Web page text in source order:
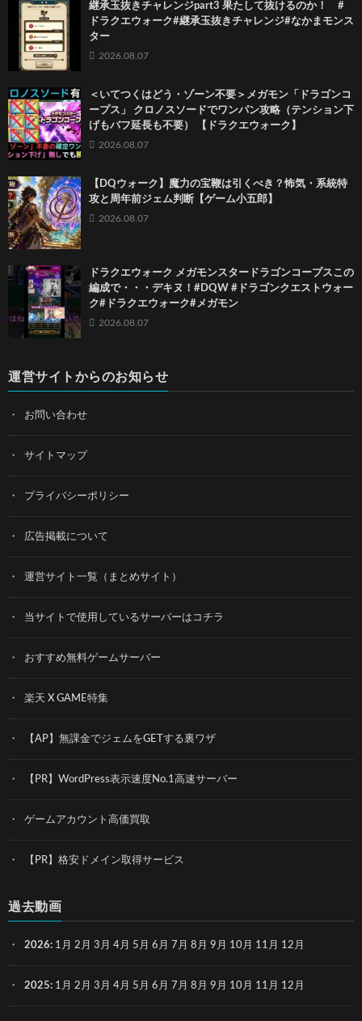
継承玉抜きチャレンジpart3 果たして抜けるのか！ #
ドラクエウォーク#継承玉抜きチャレンジ#なかまモンス
ター
2026.08.07
＜いてつくはどう・ゾーン不要＞メガモン「ドラゴンコ
ープス」 クロノスソードでワンパン攻略（テンション下
げもバフ延長も不要） 【ドラクエウォーク】
2026.08.07
【DQウォーク】魔力の宝鞭は引くべき？怖気・系統特
攻と周年前ジェム判断【ゲーム小五郎】
2026.08.07
ドラクエウォーク メガモンスタードラゴンコープスこの
編成で・・・デキヌ！#DQW #ドラゴンクエストウォー
ク#ドラクエウォーク#メガモン
2026.08.07
運営サイトからのお知らせ
お問い合わせ
サイトマップ
プライバシーポリシー
広告掲載について
運営サイト一覧（まとめサイト）
当サイトで使用しているサーバーはコチラ
おすすめ無料ゲームサーバー
楽天 X GAME特集
【AP】無課金でジェムをGETする裏ワザ
【PR】WordPress表示速度No.1高速サーバー
ゲームアカウント高価買取
【PR】格安ドメイン取得サービス
過去動画
2026: 1月 2月 3月 4月 5月 6月 7月 8月 9月 10月 11月 12月
2025: 1月 2月 3月 4月 5月 6月 7月 8月 9月 10月 11月 12月